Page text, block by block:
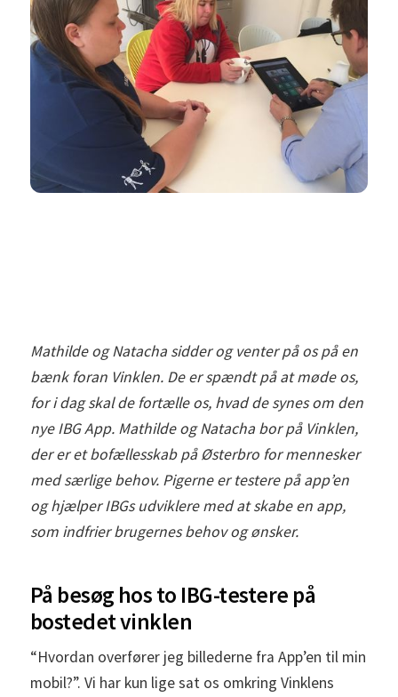
Mathilde og Natacha sidder og venter på os på en
bænk foran Vinklen. De er spændt på at møde os,
for i dag skal de fortælle os, hvad de synes om den
nye IBG App. Mathilde og Natacha bor på Vinklen,
der er et bofællesskab på Østerbro for mennesker
med særlige behov. Pigerne er testere på app’en
og hjælper IBGs udviklere med at skabe en app,
som indfrier brugernes behov og ønsker.
På besøg hos to IBG-testere på
bostedet vinklen
“Hvordan overfører jeg billederne fra App’en til min
mobil?”. Vi har kun lige sat os omkring Vinklens